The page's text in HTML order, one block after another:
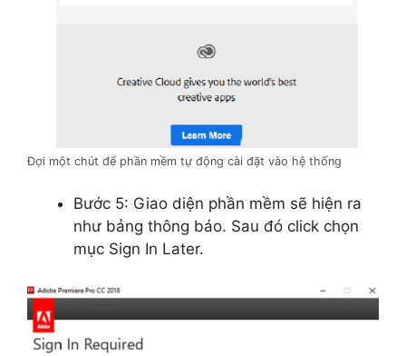
Đợi một chút để phần mềm tự động cài đặt vào hệ thống
Bước 5: Giao diện phần mềm sẽ hiện ra
như bảng thông báo. Sau đó click chọn
mục Sign In Later.